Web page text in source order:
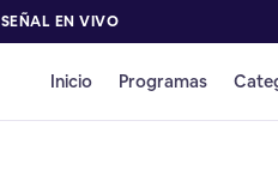
SEÑAL EN VIVO
Inicio Programas